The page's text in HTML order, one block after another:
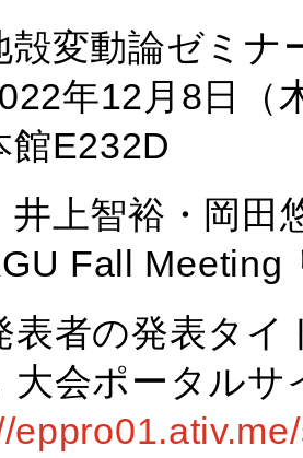
殻変動論ゼミナ
年12月8日（
館E232D
井上智裕・岡田
Fall Meeting
表者の発表タ
大会ポータルサ